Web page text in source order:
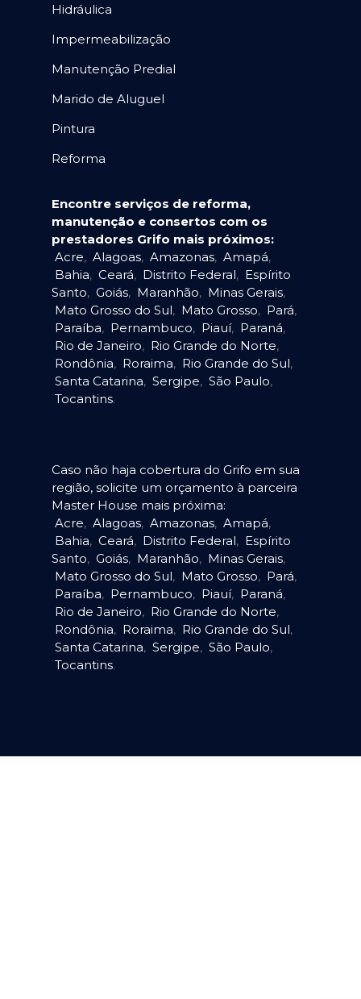
Hidráulica
Impermeabilização
Manutenção Predial
Marido de Aluguel
Pintura
Reforma
Encontre serviços de reforma,
manutenção e consertos com os
prestadores Grifo mais próximos:
Acre, Alagoas, Amazonas, Amapá,
Bahia, Ceará, Distrito Federal, Espírito
Santo, Goiás, Maranhão, Minas Gerais,
Mato Grosso do Sul, Mato Grosso, Pará,
Paraíba, Pernambuco, Piauí, Paraná,
Rio de Janeiro, Rio Grande do Norte,
Rondônia, Roraima, Rio Grande do Sul,
Santa Catarina, Sergipe, São Paulo,
Tocantins.
Caso não haja cobertura do Grifo em sua
região, solicite um orçamento à parceira
Master House mais próxima:
Acre, Alagoas, Amazonas, Amapá,
Bahia, Ceará, Distrito Federal, Espírito
Santo, Goiás, Maranhão, Minas Gerais,
Mato Grosso do Sul, Mato Grosso, Pará,
Paraíba, Pernambuco, Piauí, Paraná,
Rio de Janeiro, Rio Grande do Norte,
Rondônia, Roraima, Rio Grande do Sul,
Santa Catarina, Sergipe, São Paulo,
Tocantins.